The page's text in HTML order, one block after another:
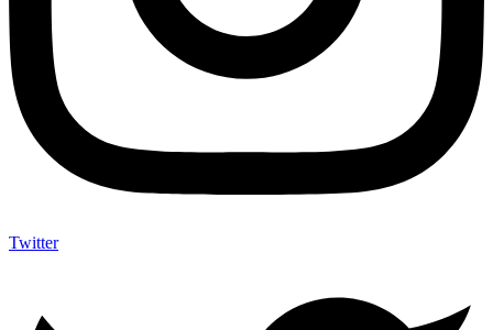
Twitter